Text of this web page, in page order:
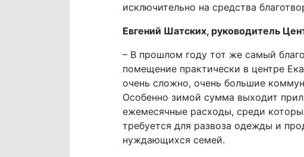
исключительно на средства
Евгений Шатских, руководитель
– В прошлом году тот же самый
помещение практически в центре
очень сложно, очень большие
Особенно зимой сумма выходит
ежемесячные расходы, среди
требуется для развоза одежды и
нуждающихся семей.